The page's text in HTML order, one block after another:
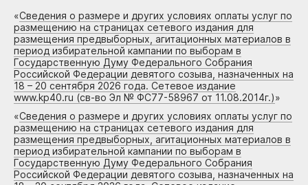
«Сведения о размере и других условиях оплаты услуг по
размещению на страницах сетевого издания для
размещения предвыборных, агитационных материалов в
период избирательной кампании по выборам в
Государственную Думу Федерального Собрания
Российской Федерации девятого созыва, назначенных на
18 – 20 сентября 2026 года. Сетевое издание
www.kp40.ru (св-во Эл № ФС77-58967 от 11.08.2014г.)»
«Сведения о размере и других условиях оплаты услуг по
размещению на страницах сетевого издания для
размещения предвыборных, агитационных материалов в
период избирательной кампании по выборам в
Государственную Думу Федерального Собрания
Российской Федерации девятого созыва, назначенных на